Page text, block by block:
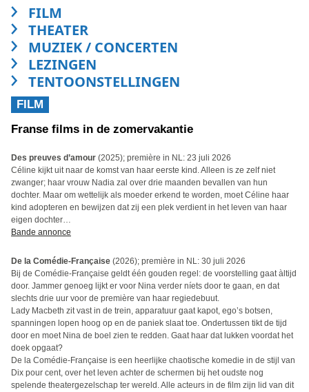
FILM
THEATER
MUZIEK / CONCERTEN
LEZINGEN
TENTOONSTELLINGEN
FILM
Franse films in de zomervakantie
Des preuves d’amour (2025); première in NL: 23 juli 2026
Céline kijkt uit naar de komst van haar eerste kind. Alleen is ze zelf niet
zwanger; haar vrouw Nadia zal over drie maanden bevallen van hun
dochter. Maar om wettelijk als moeder erkend te worden, moet Céline haar
kind adopteren en bewijzen dat zij een plek verdient in het leven van haar
eigen dochter…
Bande annonce
De la Comédie-Française (2026); première in NL: 30 juli 2026
Bij de Comédie-Française geldt één gouden regel: de voorstelling gaat àltijd
door. Jammer genoeg lijkt er voor Nina verder níets door te gaan, en dat
slechts drie uur voor de première van haar regiedebuut.
Lady Macbeth zit vast in de trein, apparatuur gaat kapot, ego’s botsen,
spanningen lopen hoog op en de paniek slaat toe. Ondertussen tikt de tijd
door en moet Nina de boel zien te redden. Gaat haar dat lukken voordat het
doek opgaat?
De la Comédie-Française is een heerlijke chaotische komedie in de stijl van
Dix pour cent, over het leven achter de schermen bij het oudste nog
spelende theatergezelschap ter wereld. Alle acteurs in de film zijn lid van dit